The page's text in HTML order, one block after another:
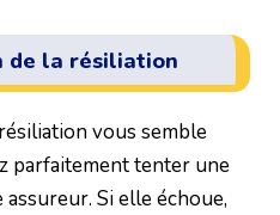
de la résiliation
vous semble
parfaitement tenter une
Si elle échoue,